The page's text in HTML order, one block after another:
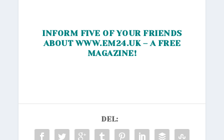
INFORM FIVE OF YOUR FRIENDS
ABOUTWWW.EM24.UK– A FREE
MAGAZINE!
DEL: